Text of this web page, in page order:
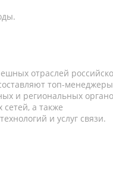
отраслей
топ-
и региональных
а также
и услуг связи.